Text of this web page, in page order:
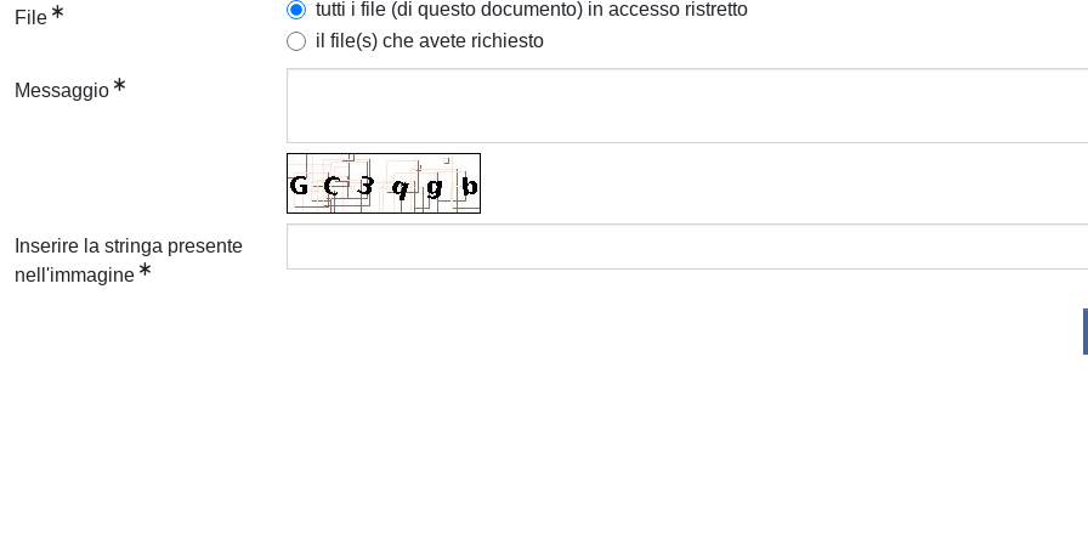
File
tutti i file (di questo documento) in accesso ristretto
il file(s) che avete richiesto
Messaggio
Inserire la stringa presente
nell'immagine